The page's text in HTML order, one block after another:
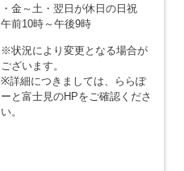
・金～土・翌日が休日の日祝
午前10時～午後9時
※状況により変更となる場合が
ございます。
※詳細につきましては、ららぽ
ーと富士見のHPをご確認くださ
い。